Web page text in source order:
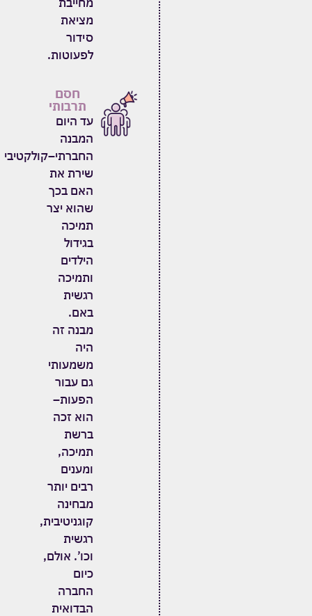
מציאת
סידור
לפעוטות.
חסם
תרבותי
עד היום
המבנה
החברתי–קולקטיבי
שירת את
האם בכך
שהוא יצר
תמיכה
בגידול
הילדים
ותמיכה
רגשית
באם.
מבנה זה
היה
משמעותי
גם עבור
הפעות–
הוא זכה
ברשת
תמיכה,
ומענים
רבים יותר
מבחינה
קוגניטיבית,
רגשית
וכו’.אולם,
כיום
החברה
הבדואית